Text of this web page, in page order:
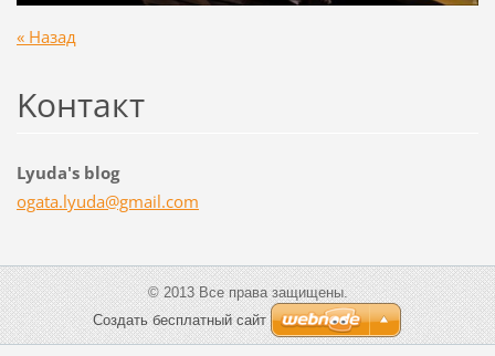
« Назад
Koнтакт
Lyuda's blog
ogata.lyuda@gmail.com
© 2013 Все права защищены.
Создать бесплатный сайт